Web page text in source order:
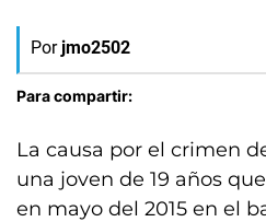
Por jmo2502
Para compartir:
La causa por el crimen
una joven de 19 años
en mayo del 2015 en el